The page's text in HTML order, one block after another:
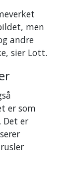
men
andre
sier Lott.
er som
Det er